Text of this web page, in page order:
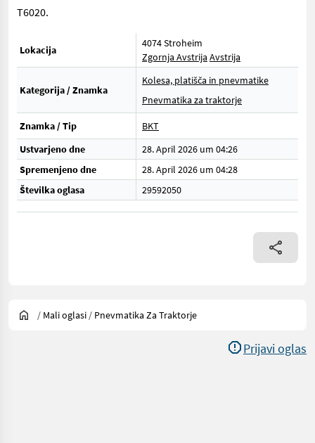
T6020.
Lokacija
4074 Stroheim
Zgornja Avstrija Avstrija
Kategorija / Znamka
Kolesa, platišča in pnevmatike
Pnevmatika za traktorje
Znamka / Tip
BKT
Ustvarjeno dne
28. April 2026 um 04:26
Spremenjeno dne
28. April 2026 um 04:28
Številka oglasa
29592050
/ Mali oglasi / Pnevmatika Za Traktorje
Prijavi oglas